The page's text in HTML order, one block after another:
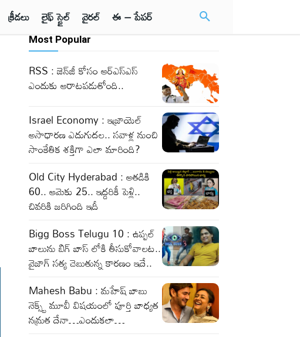
క్రీడలు లైఫ్ స్టైల్ వైరల్ ఈ – పేపర్
Most Popular
RSS : జెన్‌జీ కోసం ఆర్‌ఎస్‌ఎస్‌
ఎందుకు ఆరాటపడుతోంది..
Israel Economy : ఇజ్రాయెల్‌
అసాధారణ ఎదుగుదల.. సవాళ్ల నుంచి
సాంకేతిక శక్తిగా ఎలా మారింది?
Old City Hyderabad : అతడికి
60.. ఆమెకు 25.. ఇద్దరికీ పెళ్లి..
చివరికి జరిగింది ఇదీ
Bigg Boss Telugu 10 : ఉప్పల్
బాలును బిగ్ బాస్ లోకి తీసుకోవాలట..
వైజాగ్ సత్య చెబుతున్న కారణం ఇదే..
Mahesh Babu : మహేష్ బాబు
నెక్స్ట్ మూవీ విషయంలో పూర్తి బాధ్యత
నమ్రత దేనా…ఎందుకలా…